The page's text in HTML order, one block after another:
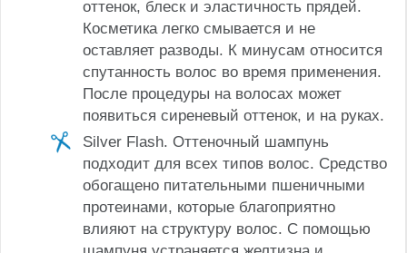
оттенок, блеск и эластичность прядей.
Косметика легко смывается и не
оставляет разводы. К минусам относится
спутанность волос во время применения.
После процедуры на волосах может
появиться сиреневый оттенок, и на руках.
Silver Flash. Оттеночный шампунь
подходит для всех типов волос. Средство
обогащено питательными пшеничными
протеинами, которые благоприятно
влияют на структуру волос. С помощью